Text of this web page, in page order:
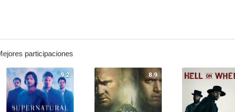
participaciones
9.2 8.9